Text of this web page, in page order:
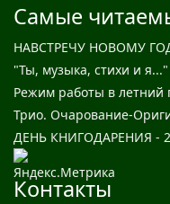
Самые
НАВСТРЕЧУ НОВОМУ
"Ты, музыка, стихи и я..."
Режим работы в летний
Трио. Очарование-
ДЕНЬ КНИГОДАРЕНИЯ -
Контакты